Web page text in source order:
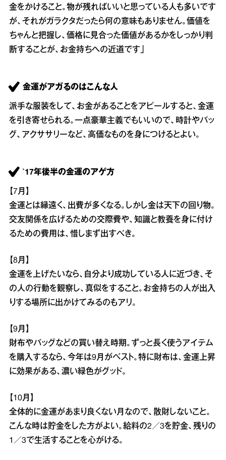
金をかけること。物が残ればいいと思っている人も多いです
が、それがガラクタだったら何の意味もありません。価値を
ちゃんと把握し、価格に見合った価値があるかをしっかり判
断することが、お金持ちへの近道です」
金運がアガるのはこんな人
派手な服装をして、お金があることをアピールすると、金運
を引き寄せられる。一点豪華主義でもいいので、時計やバッ
グ、アクササリーなど、高価なものを身につけるとよい。
`17年後半の金運のアゲ方
【7月】
金運とは縁遠く、出費が多くなる。しかし金は天下の回り物。
交友関係を広げるための交際費や、知識と教養を身に付け
るための費用は、惜しまず出すべき。
【8月】
金運を上げたいなら、自分より成功している人に近づき、そ
の人の行動を観察し、真似をすること。お金持ちの人が出入
りする場所に出かけてみるのもアリ。
【9月】
財布やバッグなどの買い替え時期。ずっと長く使うアイテム
を購入するなら、今年は9月がベスト。特に財布は、金運上昇
に効果がある、濃い緑色がグッド。
【10月】
全体的に金運があまり良くない月なので、散財しないこと。
こんな時は貯金をした方がよい。給料の2／3を貯金、残りの
1／3で生活することを心がける。